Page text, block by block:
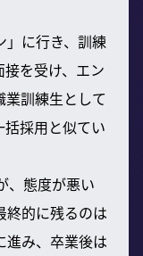
」に行き、訓練
を受け、エン
業訓練生として
採用と似てい
、態度が悪い
終的に残るのは
進み、卒業後は